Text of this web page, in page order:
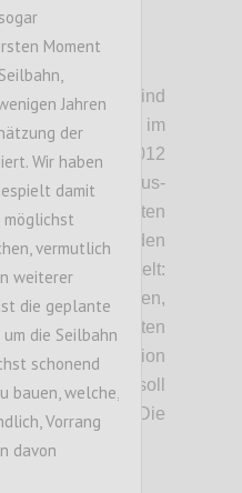
Die Pläne sind
jetzt werden sie im
präsentiert. 2012
Genial Tourismus-
GmbH, zum ersten
auf den
wird getüftelt:
gesetzt werden,
am wenigsten
sich die Talstation
Was soll
erwarten? Die
Moment
Jahren
der
Wir haben
damit
vermutlich
weiterer
die geplante
die Seilbahn
schonend
bauen, welche,
Vorrang
davon